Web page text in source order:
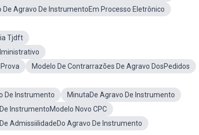
De Agravo De InstrumentoEm Processo Eletrônico
Tjdft
Modelo De Contrarrazões De Agravo DosPedidos
De Instrumento
MinutaDe Agravo De Instrumento
InstrumentoModelo Novo CPC
AdmissiilidadeDo Agravo De Instrumento